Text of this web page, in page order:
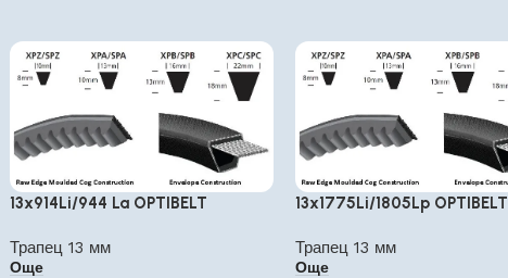
13x914Li/944 La OPTIBELT
Трапец 13 мм
Още
13x1775Li/1805Lp OPTIBELT
Трапец 13 мм
Още